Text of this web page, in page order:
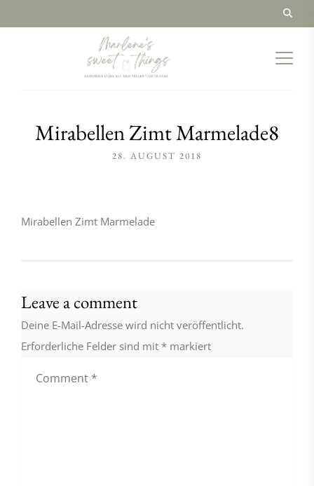
Mirabellen Zimt Marmelade8
28. AUGUST 2018
Mirabellen Zimt Marmelade
Leave a comment
Deine E-Mail-Adresse wird nicht veröffentlicht.
Erforderliche Felder sind mit * markiert